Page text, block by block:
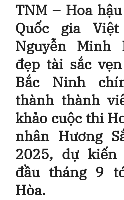
TNM – Hoa
Quốc gia
Nguyễn Minh
đẹp tài sắc
Bắc Ninh
thành thành
khảo cuộc thi
nhân Hương
2025, dự
đầu tháng 9
Hòa.